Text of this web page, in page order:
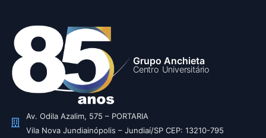
Grupo Anchieta
Centro Universitário
Av. Odila Azalim, 575 – PORTARIA
Vila Nova Jundiainópolis – Jundiaí/SP CEP: 13210-795